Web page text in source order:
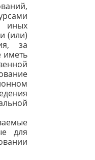
иных
(или)
за
иметь
для